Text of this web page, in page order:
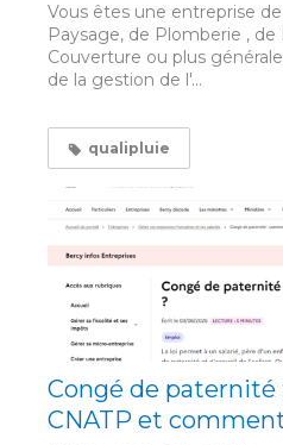
Vous êtes une entreprise
Paysage, de Plomberie , de
Couverture ou plus
de la gestion de l'...
qualipluie
Congé de paternité
CNATP et